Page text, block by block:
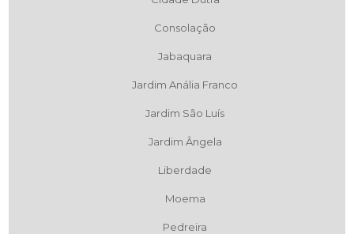
Consolação
Jabaquara
Jardim Anália Franco
Jardim São Luís
Jardim Ângela
Liberdade
Moema
Pedreira